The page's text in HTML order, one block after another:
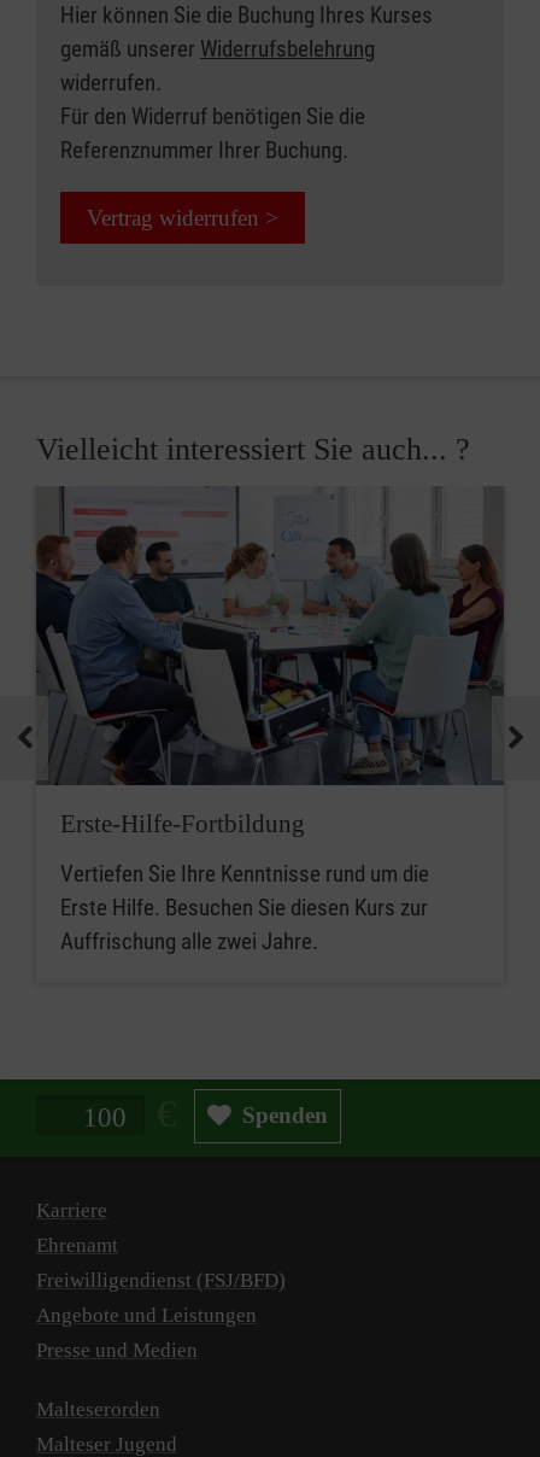
Hier können Sie die Buchung Ihres Kurses
gemäß unserer Widerrufsbelehrung
widerrufen.
Für den Widerruf benötigen Sie die
Referenznummer Ihrer Buchung.
Vertrag widerrufen >
Vielleicht interessiert Sie auch... ?
Erste-Hilfe-Fortbildung
Vertiefen Sie Ihre Kenntnisse rund um die
Erste Hilfe. Besuchen Sie diesen Kurs zur
Auffrischung alle zwei Jahre.
Spendenbetrag in Euro Spenden
Karriere
Ehrenamt
Freiwilligendienst (FSJ/BFD)
Angebote und Leistungen
Presse und Medien
Malteserorden
Malteser Jugend